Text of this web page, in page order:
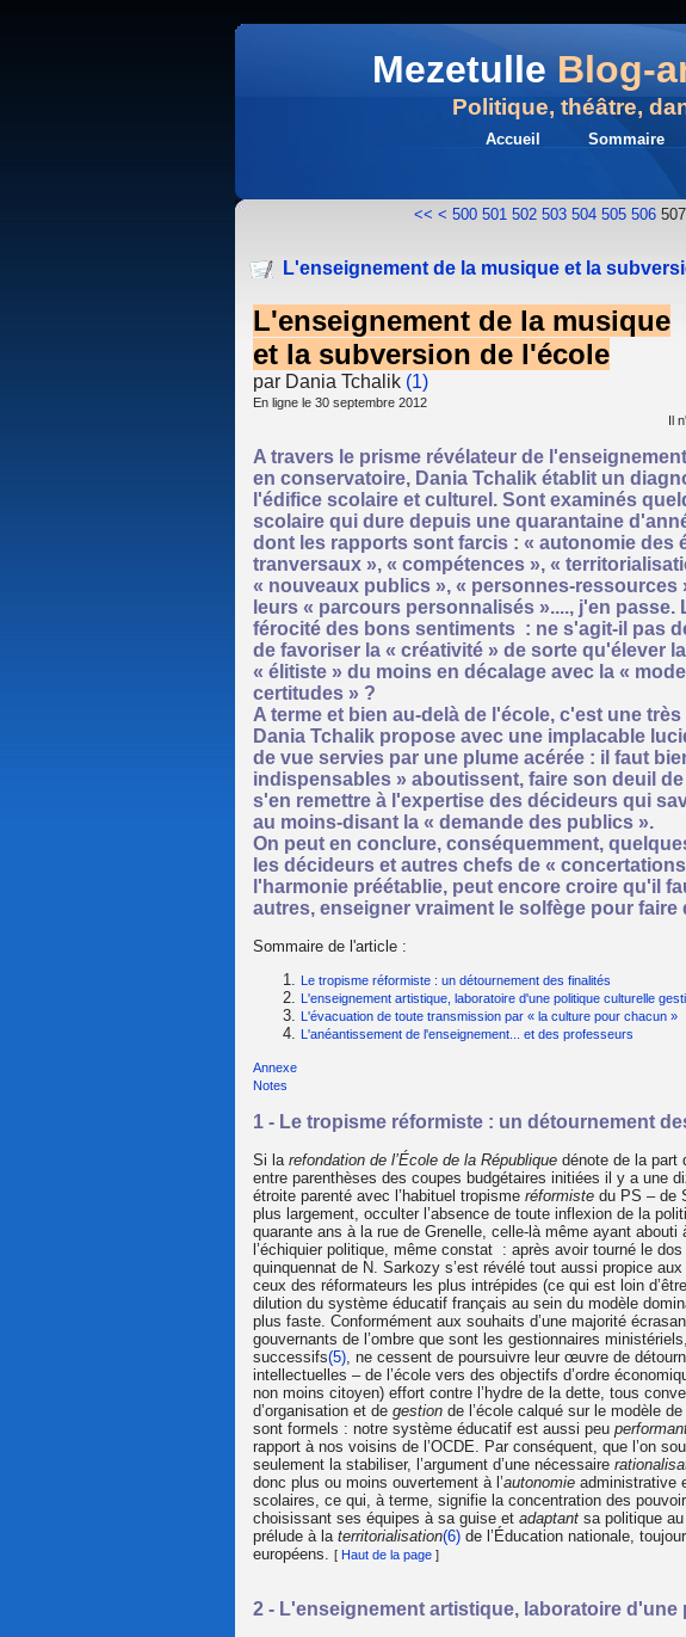
Mezetulle Blog-
Politique, théâtre,
Accueil Sommaire
<< < 500 501 502 503 504 505 506 507
L'enseignement de la musique et la
L'enseignement de la musique
et la subversion de l'école
par Dania Tchalik (1)
En ligne le 30 septembre 2012
Il
A travers le prisme révélateur de
en conservatoire, Dania Tchalik établit un
l'édifice scolaire et culturel. Sont examinés
scolaire qui dure depuis une quarantaine
dont les rapports sont farcis : « autonomie des
tranversaux », « compétences », «
« nouveaux publics », « personnes-ressources
leurs « parcours personnalisés »...., j'en
férocité des bons sentiments : ne s'agit-il pas
de favoriser la « créativité » de sorte qu'élever
« élitiste » du moins en décalage avec la «
certitudes » ?
A terme et bien au-delà de l'école, c'est une
Dania Tchalik propose avec une implacable
de vue servies par une plume acérée : il faut
indispensables » aboutissent, faire son deuil
s'en remettre à l'expertise des décideurs qui
au moins-disant la « demande des publics ».
On peut en conclure, conséquemment,
les décideurs et autres chefs de «
l'harmonie préétablie, peut encore croire qu'il
autres, enseigner vraiment le solfège pour faire
Sommaire de l'article :
Le tropisme réformiste : un détournement des finalités
L'enseignement artistique, laboratoire d'une politique culturelle
L'évacuation de toute transmission par « la culture pour chacun »
L'anéantissement de l'enseignement... et des professeurs
Annexe
Notes
1 - Le tropisme réformiste : un détournement
Si la refondation de l’École de la République dénote de la part
entre parenthèses des coupes budgétaires initiées il y a une
étroite parenté avec l’habituel tropisme réformiste du PS – de
plus largement, occulter l’absence de toute inflexion de la
quarante ans à la rue de Grenelle, celle-là même ayant abouti
l’échiquier politique, même constat : après avoir tourné le
quinquennat de N. Sarkozy s’est révélé tout aussi propice
ceux des réformateurs les plus intrépides (ce qui est loin
dilution du système éducatif français au sein du modèle
plus faste. Conformément aux souhaits d’une majorité
gouvernants de l’ombre que sont les gestionnaires
successifs(5), ne cessent de poursuivre leur œuvre de
intellectuelles – de l’école vers des objectifs d’ordre
non moins citoyen) effort contre l’hydre de la dette, tous
d’organisation et de gestion de l’école calqué sur le modèle
sont formels : notre système éducatif est aussi peu
rapport à nos voisins de l’OCDE. Par conséquent, que l’on
seulement la stabiliser, l’argument d’une nécessaire
donc plus ou moins ouvertement à l’autonomie administrative
scolaires, ce qui, à terme, signifie la concentration des
choisissant ses équipes à sa guise et adaptant sa politique au
prélude à la territorialisation(6) de l’Éducation nationale,
européens. [ Haut de la page ]
2 - L'enseignement artistique, laboratoire